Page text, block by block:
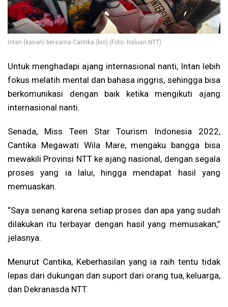
Intan (kanan) bersama Cantika (kiri) (Foto: Haluan NTT)
Untuk menghadapi ajang internasional nanti, Intan lebih
fokus melatih mental dan bahasa inggris, sehingga bisa
berkomunikasi dengan baik ketika mengikuti ajang
internasional nanti.
Senada, Miss Teen Star Tourism Indonesia 2022,
Cantika Megawati Wila Mare, mengaku bangga bisa
mewakili Provinsi NTT ke ajang nasional, dengan segala
proses yang ia lalui, hingga mendapat hasil yang
memuaskan.
“Saya senang karena setiap proses dan apa yang sudah
dilakukan itu terbayar dengan hasil yang memusakan,”
jelasnya.
Menurut Cantika, Keberhasilan yang ia raih tentu tidak
lepas dari dukungan dan suport dari orang tua, keluarga,
dan Dekranasda NTT.